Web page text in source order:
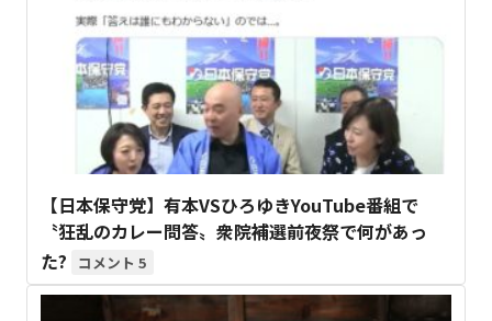
【日本保守党】有本VSひろゆきYouTube番組で
〝狂乱のカレー問答〟衆院補選前夜祭で何があっ
た?
5